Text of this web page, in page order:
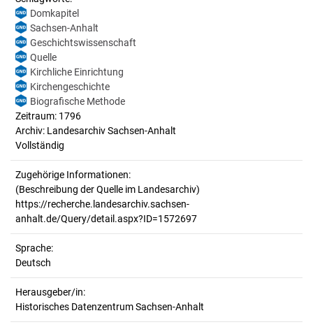
Domkapitel
Sachsen-Anhalt
Geschichtswissenschaft
Quelle
Kirchliche Einrichtung
Kirchengeschichte
Biografische Methode
Zeitraum: 1796
Archiv: Landesarchiv Sachsen-Anhalt
Vollständig
Zugehörige Informationen:
(Beschreibung der Quelle im Landesarchiv)
https://recherche.landesarchiv.sachsen-
anhalt.de/Query/detail.aspx?ID=1572697
Sprache:
Deutsch
Herausgeber/in:
Historisches Datenzentrum Sachsen-Anhalt